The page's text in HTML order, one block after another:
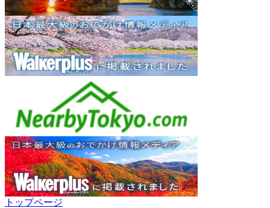
トップページ